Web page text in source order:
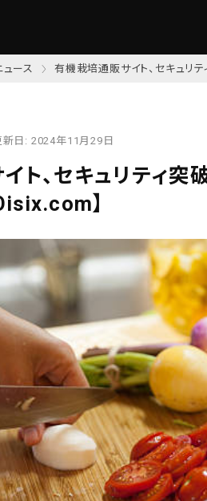
ュース 有機栽培通販サイト、セキュリ
新日: 2024年11月29日
ト、セキュリティ
】